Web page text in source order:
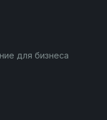
для бизнеса